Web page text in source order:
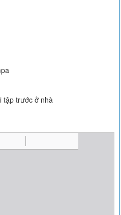
tập trước ở nhà